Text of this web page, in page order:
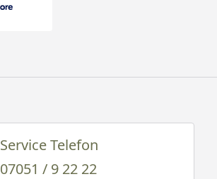
Service Telefon
07051 / 9 22 22